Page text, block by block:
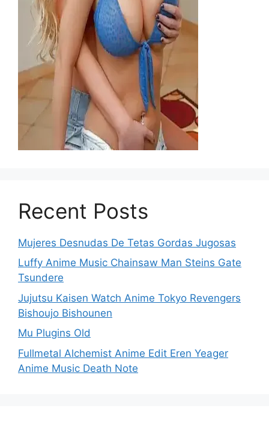
Recent Posts
Mujeres Desnudas De Tetas Gordas Jugosas
Luffy Anime Music Chainsaw Man Steins Gate
Tsundere
Jujutsu Kaisen Watch Anime Tokyo Revengers
Bishoujo Bishounen
Mu Plugins Old
Fullmetal Alchemist Anime Edit Eren Yeager
Anime Music Death Note